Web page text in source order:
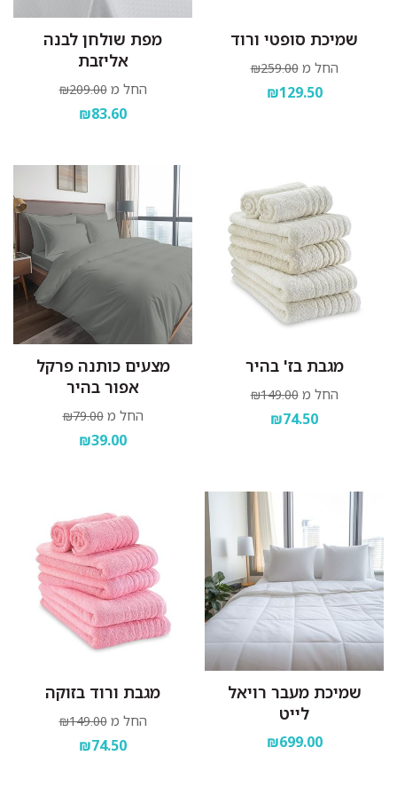
שמיכת סופטי ורוד
החל מ ₪259.00
₪129.50
מפת שולחן לבנה
אליזבת
החל מ ₪209.00
₪83.60
מגבת בז' בהיר
החל מ ₪149.00
₪74.50
מצעים כותנה פרקל
אפור בהיר
החל מ ₪79.00
₪39.00
שמיכת מעבר רויאל
לייט
₪699.00
מגבת ורוד בזוקה
החל מ ₪149.00
₪74.50